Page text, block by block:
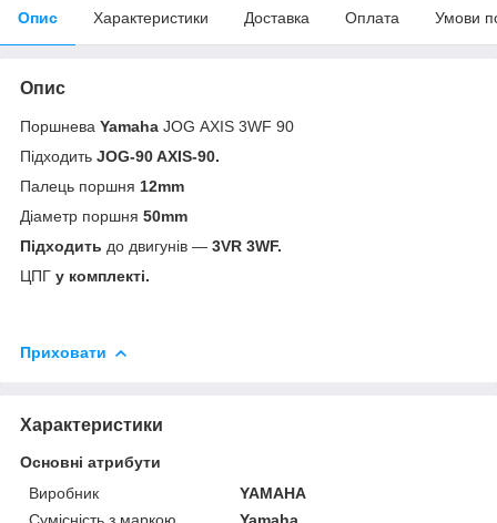
Опис Характеристики Доставка Оплата Умови
Опис
Поршнева Yamaha JOG AXIS 3WF 90
Підходить JOG-90 AXIS-90.
Палець поршня 12mm
Діаметр поршня 50mm
Підходить до двигунів — 3VR 3WF.
ЦПГ у комплекті.
Приховати
Характеристики
Основні атрибути
Виробник
YAMAHA
Сумісність з маркою
Yamaha